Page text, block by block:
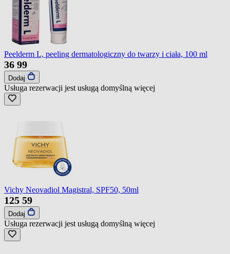
Peelderm L, peeling dermatologiczny do twarzy i ciała, 100 ml
36 99
Dodaj
Usługa rezerwacji jest usługą domyślną więcej
Vichy Neovadiol Magistral, SPF50, 50ml
125 59
Dodaj
Usługa rezerwacji jest usługą domyślną więcej